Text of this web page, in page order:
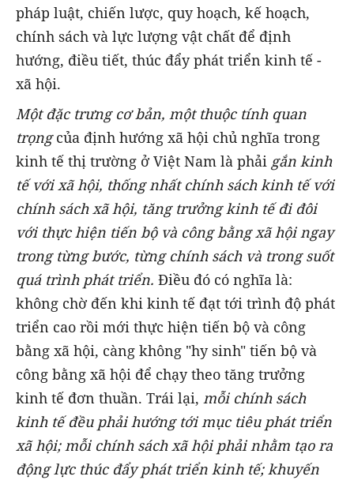
pháp luật, chiến lược, quy hoạch, kế hoạch,
chính sách và lực lượng vật chất để định
hướng, điều tiết, thúc đẩy phát triển kinh tế -
xã hội.
Một đặc trưng cơ bản, một thuộc tính quan
trọngcủa định hướng xã hội chủ nghĩa trong
kinh tế thị trường ở Việt Nam là phải gắn kinh
tế với xã hội, thống nhất chính sách kinh tế với
chính sách xã hội, tăng trưởng kinh tế đi đôi
với thực hiện tiến bộ và công bằng xã hội ngay
trong từng bước, từng chính sách và trong suốt
quá trình phát triển. Điều đó có nghĩa là:
không chờ đến khi kinh tế đạt tới trình độ phát
triển cao rồi mới thực hiện tiến bộ và công
bằng xã hội, càng không "hy sinh" tiến bộ và
công bằng xã hội để chạy theo tăng trưởng
kinh tế đơn thuần. Trái lại, mỗi chính sách
kinh tế đều phải hướng tới mục tiêu phát triển
xã hội; mỗi chính sách xã hội phải nhằm tạo ra
động lực thúc đẩy phát triển kinh tế; khuyến